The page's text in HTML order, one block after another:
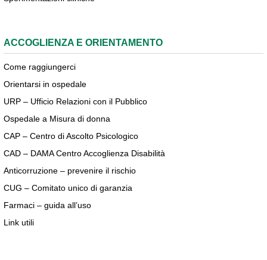
ACCOGLIENZA E ORIENTAMENTO
Come raggiungerci
Orientarsi in ospedale
URP – Ufficio Relazioni con il Pubblico
Ospedale a Misura di donna
CAP – Centro di Ascolto Psicologico
CAD – DAMA Centro Accoglienza Disabilità
Anticorruzione – prevenire il rischio
CUG – Comitato unico di garanzia
Farmaci – guida all’uso
Link utili